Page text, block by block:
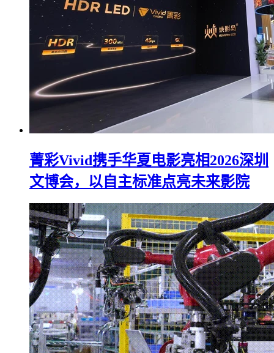
菁彩Vivid携手华夏电影亮相2026深圳
文博会，以自主标准点亮未来影院